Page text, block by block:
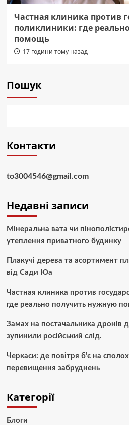
Частная клиника против
поликлиники: где
помощь
17 години тому назад
Пошук
Контакти
to3004546@gmail.com
Недавні записи
Мінеральна вата чи
утеплення приватного будинку
Плакучі дерева та асортимент
від Сади Юа
Частная клиника против
где реально получить нужную
Замах на постачальника дронів
зупинили російський слід.
Черкаси: де повітря б’є на
перевищення забруднень
Категорії
Блоги